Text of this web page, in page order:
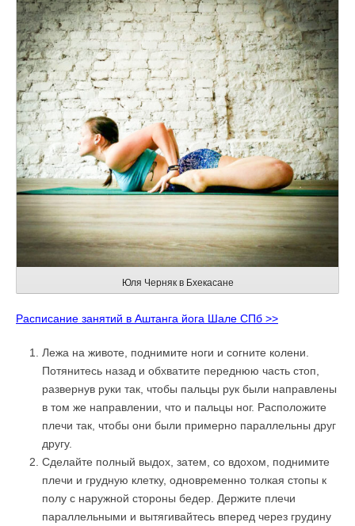
Юля Черняк в Бхекасане
Расписание занятий в Аштанга йога Шале СПб >>
Лежа на животе, поднимите ноги и согните колени.
Потянитесь назад и обхватите переднюю часть стоп,
развернув руки так, чтобы пальцы рук были направлены
в том же направлении, что и пальцы ног. Расположите
плечи так, чтобы они были примерно параллельны друг
другу.
Сделайте полный выдох, затем, со вдохом, поднимите
плечи и грудную клетку, одновременно толкая стопы к
полу с наружной стороны бедер. Держите плечи
параллельными и вытягивайтесь вперед через грудину